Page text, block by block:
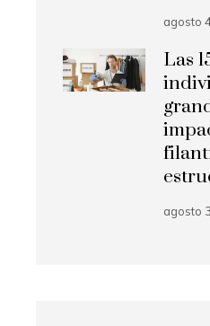
agosto
Las
agosto